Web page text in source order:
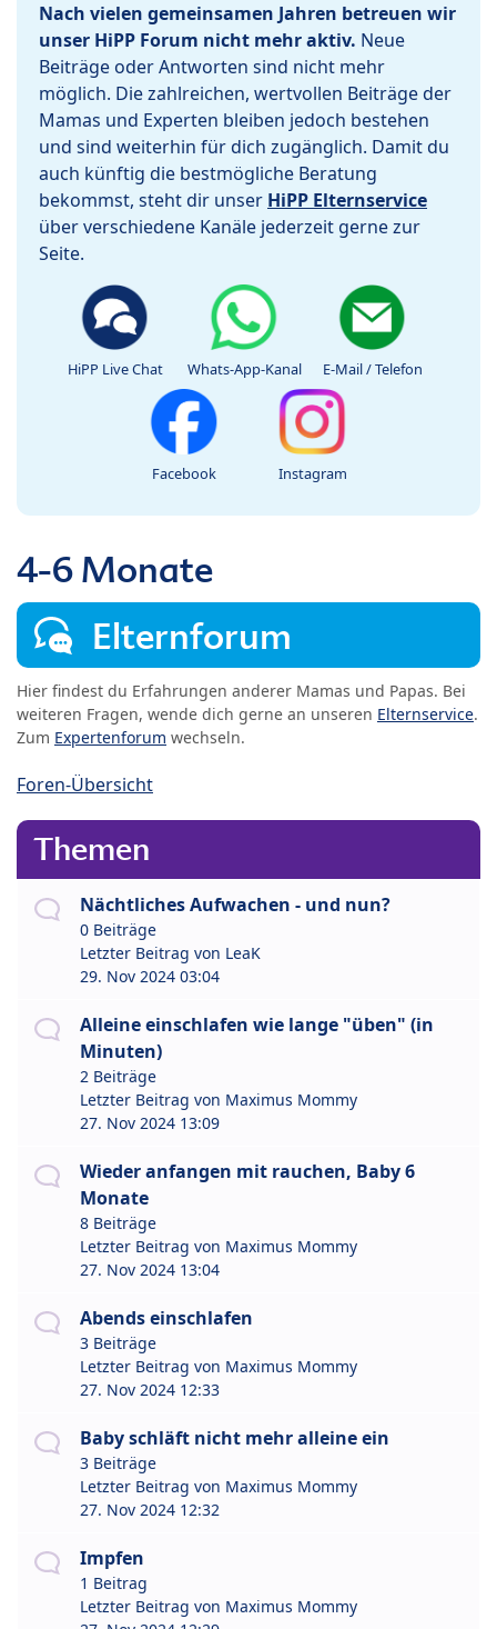
Nach vielen gemeinsamen Jahren betreuen wir
unser HiPP Forum nicht mehr aktiv. Neue
Beiträge oder Antworten sind nicht mehr
möglich. Die zahlreichen, wertvollen Beiträge der
Mamas und Experten bleiben jedoch bestehen
und sind weiterhin für dich zugänglich. Damit du
auch künftig die bestmögliche Beratung
bekommst, steht dir unser HiPP Elternservice
über verschiedene Kanäle jederzeit gerne zur
Seite.
HiPP Live Chat Whats-App-Kanal E-Mail / Telefon
Facebook Instagram
4-6 Monate
Elternforum
Hier findest du Erfahrungen anderer Mamas und Papas. Bei
weiteren Fragen, wende dich gerne an unseren Elternservice.
Zum Expertenforum wechseln.
Foren-Übersicht
Themen
Nächtliches Aufwachen - und nun?
0 Beiträge
Letzter Beitrag von LeaK
29. Nov 2024 03:04
Alleine einschlafen wie lange "üben" (in
Minuten)
2 Beiträge
Letzter Beitrag von Maximus Mommy
27. Nov 2024 13:09
Wieder anfangen mit rauchen, Baby 6
Monate
8 Beiträge
Letzter Beitrag von Maximus Mommy
27. Nov 2024 13:04
Abends einschlafen
3 Beiträge
Letzter Beitrag von Maximus Mommy
27. Nov 2024 12:33
Baby schläft nicht mehr alleine ein
3 Beiträge
Letzter Beitrag von Maximus Mommy
27. Nov 2024 12:32
Impfen
1 Beitrag
Letzter Beitrag von Maximus Mommy